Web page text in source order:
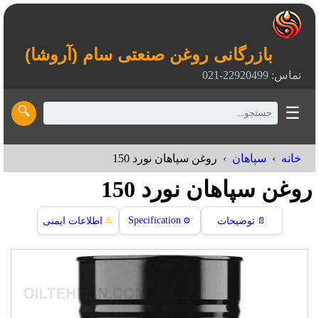
بازرگانی روغن صنعتی سام (آروشا)
تماس: 22920499-021
☰
🔍
خانه سپاهان روغن سپاهان نورد 150
روغن سپاهان نورد 150
📄 توضیحات ⚙️
Specification
⚠️ اطلاعات ایمنی